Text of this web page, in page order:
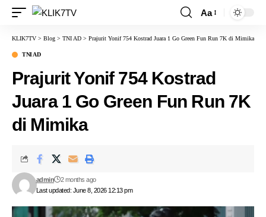
Aa
KLIK7TV > Blog > TNI AD > Prajurit Yonif 754 Kostrad Juara 1 Go Green Fun Run 7K di Mimika
TNI AD
Prajurit Yonif 754 Kostrad
Juara 1 Go Green Fun Run 7K
di Mimika
Last updated: June 8, 2026 12:13 pm
admin 2 months ago